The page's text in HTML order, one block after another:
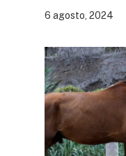
6 agosto, 2024